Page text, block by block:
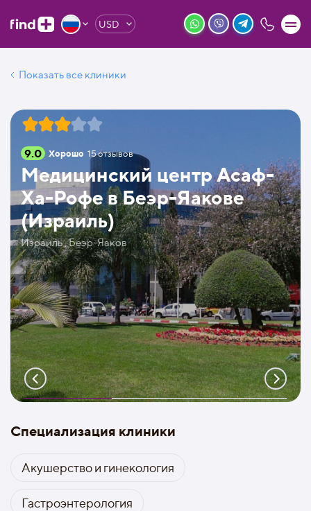
USD
Показать все клиники
9.0 Хорошо 15отзывов
Медицинский центр Асаф-
Ха-Рофе в Беэр-Яакове
(Израиль)
Израиль , Беэр-Яаков
Специализация клиники
Акушерство и гинекология
Гастроэнтерология